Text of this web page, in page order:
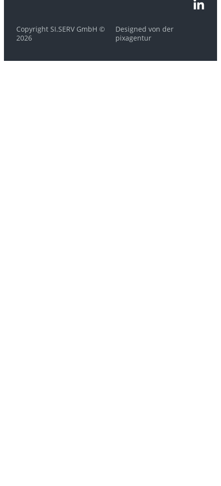
Copyright SI.SERV GmbH ©
2026
Designed von der
pixagentur